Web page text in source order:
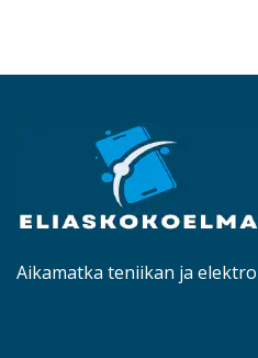
Aikamatka teniikan ja